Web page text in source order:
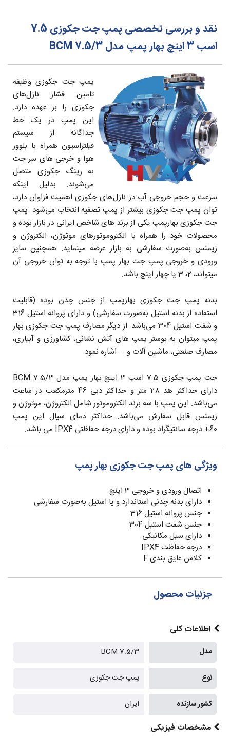
نقد و بررسی تخصصی پمپ جت جکوزی 7.5
اسب 3 اینچ بهار پمپ مدل BCM 7.5/3
پمپ جت جکوزی وظیفه
تامین فشار نازل‌های
جکوزی را بر عهده دارد.
این پمپ در یک خط
جداگانه از سیستم
فیلتراسیون همراه با بلوور
هوا و خرجی های سر جت
به رینگ جکوزی متصل
می‌شوند. بدلیل اینکه
سرعت و حجم خروجی آب در نازل‌های جکوزی اهمیت فراوان دارد،
توان پمپ جت جکوزی بیشتر از پمپ تصفیه انتخاب می‌شود. پمپ
جت جکوزی بهارپمپ یکی از برند های شاخص ایرانی در بازار بوده و
محصولات خود را همراه با الکتروموتورهای موتوژن، الکتروژن و
زیمنس به‌صورت سفارشی به بازار عرضه مینماید. همچنین سایز
ورودی و خروجی پمپ جت بهار پمپ با توجه به توان خروجی آن
میتواند، 2، 3 یا چهار اینچ باشد.
بدنه پمپ جت جکوزی بهارپمپ از جنس چدن بوده (قابلیت
استفاده از بدنه استیل به‌صورت سفارشی) و دارای پروانه استیل 316
و شفت استیل 304 می‌باشد. از دیگر مصارف پمپ جت جکوزی بهار
پمپ میتوان به بوستر پمپ های آتش نشانی، کشاورزی و آبیاری،
مصارف صنعتی، ماشین آلات و ... اشاره نمود.
جت پمپ جکوزی 7.5 اسب 3 اینچ بهار پمپ مدل BCM 7.5/3
دارای حداکثر هد 28 متر و حداکثر دبی 46 مترمکعب در ساعت
می‌باشد. این پمپ با سه برند الکتروموتور شامل الکتروژن، موتوژن و
زیمنس قابل سفارش می‌باشد. حداکثر دمای سیال این پمپ
60+ درجه سانتیگراد بوده و دارای درجه حفاظتی IPX4 می باشد.
ویژگی های پمپ جت جکوزی بهار پمپ
اتصال ورودی و خروجی 3 اینچ
دارای بدنه چدنی استاندارد و یا استیل به‌صورت سفارشی
جنس پروانه استیل 316
جنس شفت استیل 304
دارای سیل مکانیکی
درجه حفاظت IPX4
کلاس عایق بندی F
جزئیات محصول
اطلاعات کلی
مدل BCM 7.5/3
نوع پمپ جت جکوزی
کشور سازنده ایران
مشخصات فیزیکی